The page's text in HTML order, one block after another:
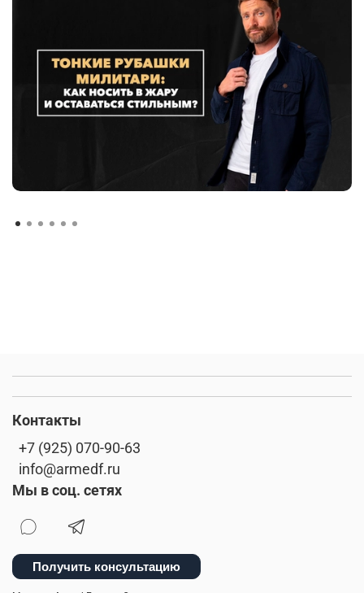
Контакты
+7 (925) 070-90-63
info@armedf.ru
Мы в соц. сетях
Получить консультацию